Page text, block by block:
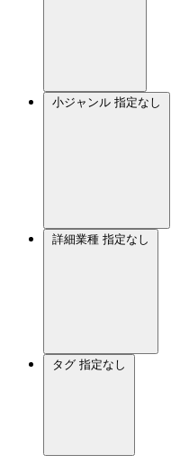
小ジャンル 指定なし
詳細業種 指定なし
タグ 指定なし